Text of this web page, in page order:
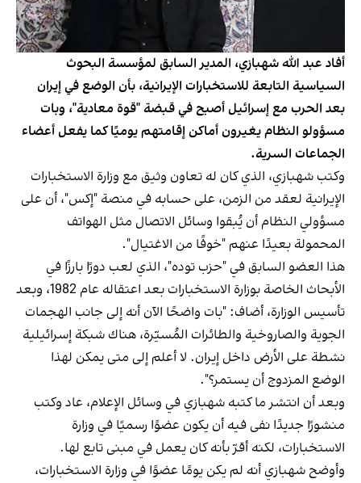
أفاد عبد الله شهبازي، المدير السابق لمؤسسة البحوث
السياسية التابعة للاستخبارات الإيرانية، بأن الوضع في إيران
بعد الحرب مع إسرائيل أصبح في قبضة "قوة معادية"، وبات
مسؤولو النظام يغيرون أماكن إقامتهم يوميًا كما يفعل أعضاء
الجماعات السرية.
وكتب شهبازي، الذي كان له تعاون وثيق مع وزارة الاستخبارات
الإيرانية لعقد من الزمن، على حسابه في منصة "إكس"، أن على
مسؤولي النظام أن يُبقوا وسائل الاتصال مثل الهواتف
المحمولة بعيدًا عنهم "خوفًا من الاغتيال".
هذا العضو السابق في "حزب توده"، الذي لعب دورًا بارزًا في
الأبحاث الخاصة بوزارة الاستخبارات بعد اعتقاله عام 1982، وبعد
تأسيس الوزارة، أضاف: "بات واضحًا الآن أنه إلى جانب الهجمات
الجوية والصاروخية والطائرات المُسيّرة، هناك شبكة إسرائيلية
نشطة على الأرض داخل إيران. لا أعلم إلى متى يمكن لهذا
الوضع المزدوج أن يستمر؟".
وبعد أن انتشر ما كتبه شهبازي في وسائل الإعلام، عاد وكتب
منشورًا جديدًا نفى فيه أن يكون عضوًا رسميًا في وزارة
الاستخبارات، لكنه أقرّ بأنه كان يعمل في مبنى تابع لها.
وأوضح شهبازي أنه لم يكن يومًا عضوًا في وزارة الاستخبارات،